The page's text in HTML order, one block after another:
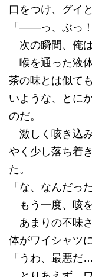
口をつけ、グイ
「――っ、ぶっ！
次の瞬間、俺
喉を通った液
茶の味とは似て
いような、とに
のだ。
激しく咳き込
やく少し落ち着
た。
「な、なんだっ
もう一度、咳を
あまりの不味
体がワイシャツ
「うわ、最悪だ